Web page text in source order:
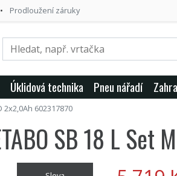
Prodloužení záruky
Úklidová technika Pneu nářadí
2x2,0Ah 602317870
SB 18 L Set